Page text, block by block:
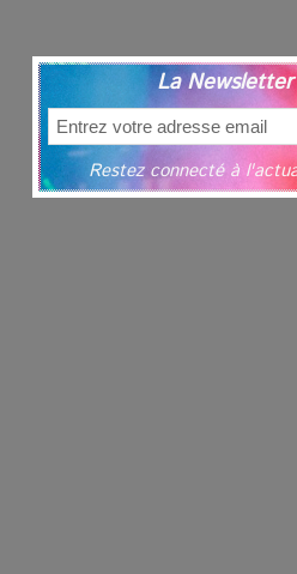
La
Restez connecté à